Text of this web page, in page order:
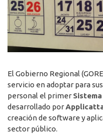
El Gobierno Regional
servicio en adoptar para
personal el primer
desarrollado por
creación de software y
sector público.